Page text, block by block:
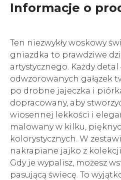
Informacje o
Ten niezwykły woskowy
gniazdka to prawdziwe
artystycznego. Każdy
odwzorowanych gałązek
po drobne jajeczka i
dopracowany, aby
wiosennej lekkości i
malowany w kilku,
kolorystycznych. W
nakrapiane jajko z
Gdy je wypalisz, możesz
pasującą świecę. To